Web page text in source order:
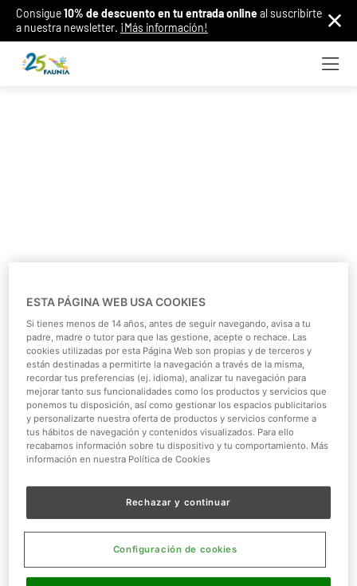
Consigue10% de descuento en tu entrada onlineal suscribirte
a nuestra newsletter. ¡Más información!
ESTA PÁGINA WEB USA COOKIES
Si tienes menos de 14 años, antes de seguir navegando, avisa a tu
padre, madre o tutor para que las gestione, acepte o rechace. Las
cookies utilizadas por esta Página Web son propias y de terceros y
están destinadas a permitirte la navegación a través de la misma,
recordar tus preferencias (ej. idioma), analizar tu navegación para
mejorar tanto sus funcionalidades como los productos y servicios que
ponemos tu disposición, así como gestionar los espacios publicitarios
y personalizarte nuestra oferta de productos y servicios conforme a
tus hábitos de navegación y contenidos visualizados. Para ello
recabamos información sobre tu dispositivo y tu comportamiento. Más
información en nuestra Política de Cookies
Rechazar y continuar
Configuración de cookies